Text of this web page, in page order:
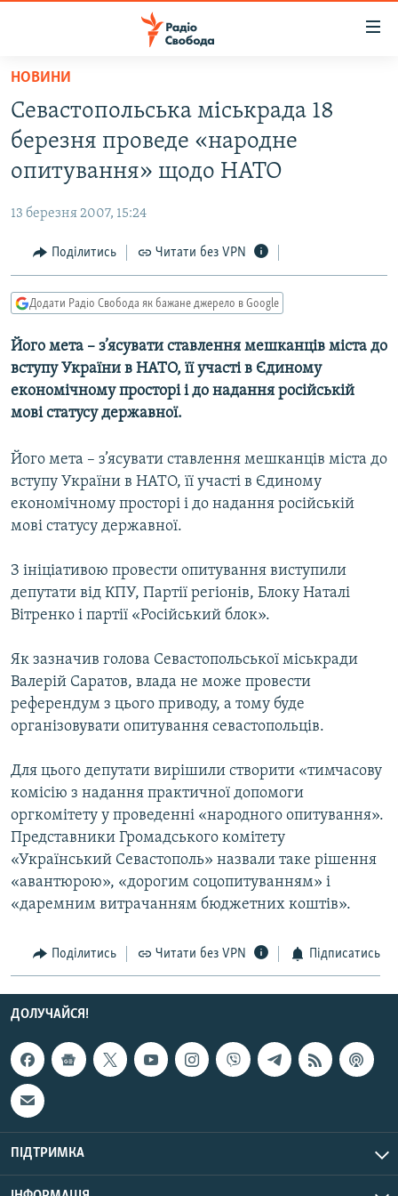
Перейти
основного
матеріалу
Перейти
до
основної
навігації
Перейти
до
пошуку
ВСЕ ЗА ДОБУ
СТАТТІ
ЕКОНОМІКА
СУСПІЛЬСТВО
УКРАЇНА
СВІТ
РОСІЙСЬКА «ФІЛЬТРАЦІЯ»
ДОНБАС.РЕАЛІЇ
ТИ ЯК?
СХЕМИ
КИТАЙ.ВИКЛИКИ
МУЛЬТИМЕДІА
ФОТО
СПЕЦПРОЄКТИ
ПОДКАСТИ
УКР
ДОЛУЧАЙСЯ!
Усі сайти RFE/RL
НОВИНИ
Севастопольська міськрада 18
березня проведе «народне
опитування» щодо НАТО
13 березня 2007, 15:24
Поділитись Читати без VPN
Додати Радіо Свобода як бажане джерело в Google
Його мета – з’ясувати ставлення мешканців міста до
вступу України в НАТО, її участі в Єдиному
економічному просторі і до надання російській
мові статусу державної.
Його мета – з’ясувати ставлення мешканців міста до
вступу України в НАТО, її участі в Єдиному
економічному просторі і до надання російській
мові статусу державної.
З ініціативою провести опитування виступили
депутати від КПУ, Партії регіонів, Блоку Наталі
Вітренко і партії «Російський блок».
Як зазначив голова Севастопольської міськради
Валерій Саратов, влада не може провести
референдум з цього приводу, а тому буде
організовувати опитування севастопольців.
Для цього депутати вирішили створити «тимчасову
комісію з надання практичної допомоги
оргкомітету у проведенні «народного опитування».
Представники Громадського комітету
«Український Севастополь» назвали таке рішення
«авантюрою», «дорогим соцопитуванням» і
«даремним витрачанням бюджетних коштів».
Поділитись Читати без VPN Підписатись
ДОЛУЧАЙСЯ!
ПІДТРИМКА